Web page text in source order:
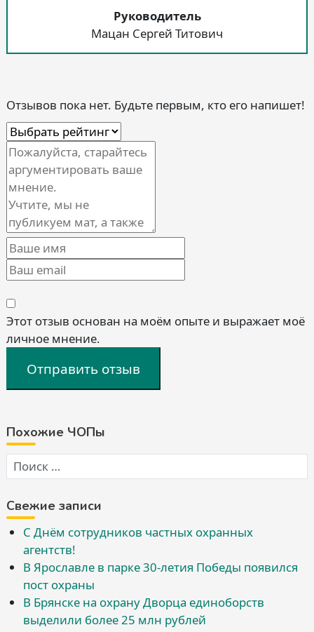
Руководитель
Мацан Сергей Титович
Отзывов пока нет. Будьте первым, кто его напишет!
Этот отзыв основан на моём опыте и выражает моё
личное мнение.
Отправить отзыв
Похожие ЧОПы
Свежие записи
С Днём сотрудников частных охранных
агентств!
В Ярославле в парке 30-летия Победы появился
пост охраны
В Брянске на охрану Дворца единоборств
выделили более 25 млн рублей